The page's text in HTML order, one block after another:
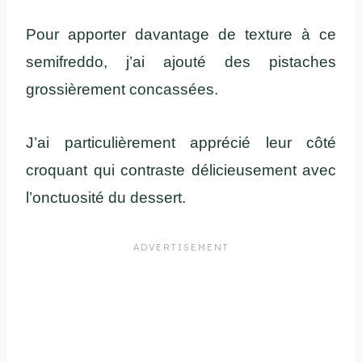
Pour apporter davantage de texture à ce
semifreddo, j’ai ajouté des pistaches
grossièrement concassées.
J’ai particulièrement apprécié leur côté
croquant qui contraste délicieusement avec
l’onctuosité du dessert.